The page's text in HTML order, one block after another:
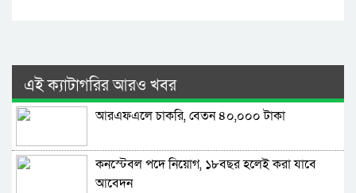
এই ক্যাটাগরির আরও খবর
আরএফএলে চাকরি, বেতন ৪০,০০০ টাকা
কনস্টেবল পদে নিয়োগ, ১৮বছর হলেই করা যাবে
আবেদন